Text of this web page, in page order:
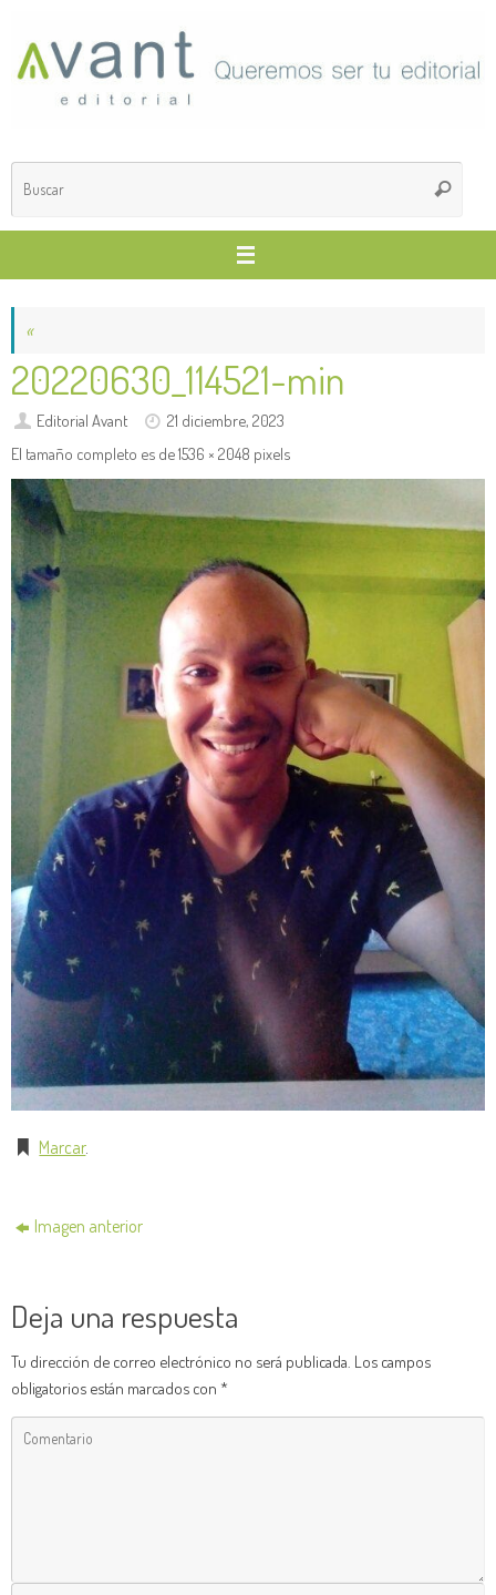
contenido
Buscar
«
20220630_114521-min
Editorial Avant
21 diciembre, 2023
El tamaño completo es de1536 × 2048 pixels
Marcar.
Imagen anterior
Deja una respuesta
Tu dirección de correo electrónico no será publicada. Los campos
obligatorios están marcados con *